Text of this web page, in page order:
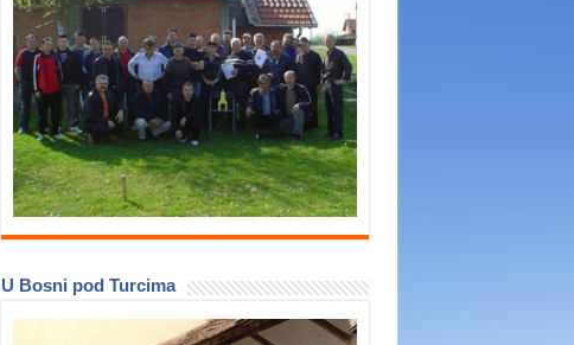
U Bosni pod Turcima